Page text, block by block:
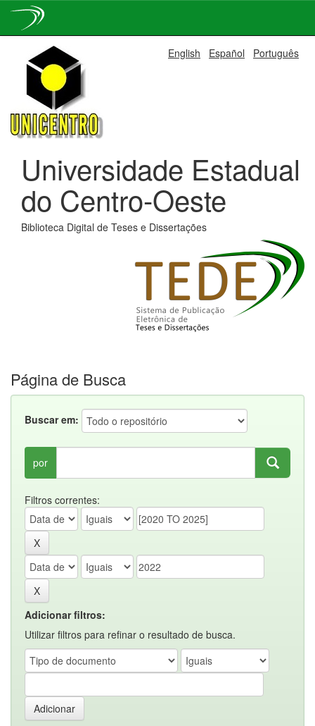
navigation
English Español Português
Universidade Estadual
do Centro-Oeste
Biblioteca Digital de Teses e Dissertações
Página de Busca
Buscar em:
por
Filtros correntes:
Adicionar filtros:
Utilizar filtros para refinar o resultado de busca.